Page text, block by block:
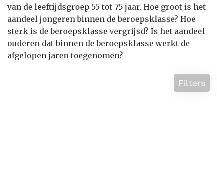
van de leeftijdsgroep 55 tot 75 jaar. Hoe groot is het
aandeel jongeren binnen de beroepsklasse? Hoe
sterk is de beroepsklasse vergrijsd? Is het aandeel
ouderen dat binnen de beroepsklasse werkt de
afgelopen jaren toegenomen?
Filters